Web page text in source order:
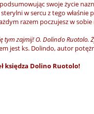
swoje życie
sterylni w sercu z tego
razem poczujesz w sobie
tym zajmij! O. Dolindo Ruotolo.
jest ks. Dolindo, autor
księdza Dolino Ruotolo!